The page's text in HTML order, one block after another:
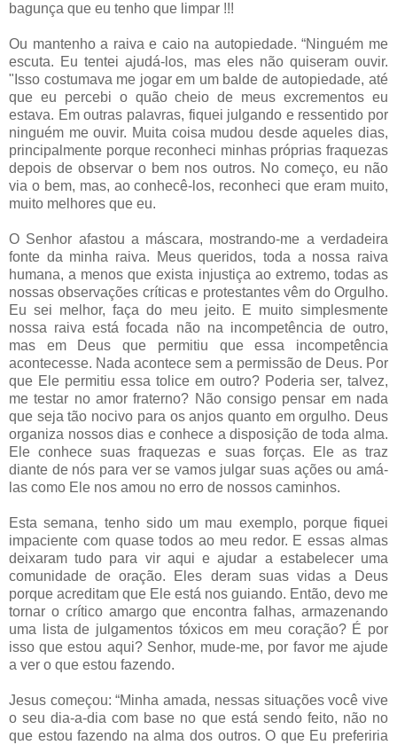
bagunça que eu tenho que limpar !!!
Ou mantenho a raiva e caio na autopiedade. “Ninguém me
escuta. Eu tentei ajudá-los, mas eles não quiseram ouvir.
"Isso costumava me jogar em um balde de autopiedade, até
que eu percebi o quão cheio de meus excrementos eu
estava. Em outras palavras, fiquei julgando e ressentido por
ninguém me ouvir. Muita coisa mudou desde aqueles dias,
principalmente porque reconheci minhas próprias fraquezas
depois de observar o bem nos outros. No começo, eu não
via o bem, mas, ao conhecê-los, reconheci que eram muito,
muito melhores que eu.
O Senhor afastou a máscara, mostrando-me a verdadeira
fonte da minha raiva. Meus queridos, toda a nossa raiva
humana, a menos que exista injustiça ao extremo, todas as
nossas observações críticas e protestantes vêm do Orgulho.
Eu sei melhor, faça do meu jeito. E muito simplesmente
nossa raiva está focada não na incompetência de outro,
mas em Deus que permitiu que essa incompetência
acontecesse. Nada acontece sem a permissão de Deus. Por
que Ele permitiu essa tolice em outro? Poderia ser, talvez,
me testar no amor fraterno? Não consigo pensar em nada
que seja tão nocivo para os anjos quanto em orgulho. Deus
organiza nossos dias e conhece a disposição de toda alma.
Ele conhece suas fraquezas e suas forças. Ele as traz
diante de nós para ver se vamos julgar suas ações ou amá-
las como Ele nos amou no erro de nossos caminhos.
Esta semana, tenho sido um mau exemplo, porque fiquei
impaciente com quase todos ao meu redor. E essas almas
deixaram tudo para vir aqui e ajudar a estabelecer uma
comunidade de oração. Eles deram suas vidas a Deus
porque acreditam que Ele está nos guiando. Então, devo me
tornar o crítico amargo que encontra falhas, armazenando
uma lista de julgamentos tóxicos em meu coração? É por
isso que estou aqui? Senhor, mude-me, por favor me ajude
a ver o que estou fazendo.
Jesus começou: “Minha amada, nessas situações você vive
o seu dia-a-dia com base no que está sendo feito, não no
que estou fazendo na alma dos outros. O que Eu preferiria